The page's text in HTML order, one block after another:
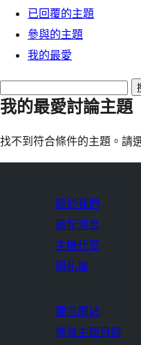
已回覆的主題
參與的主題
我的最愛
topics:
我的最愛討論主題
找不到符合條件的主題。請
關於我們
最新消息
主機代管
隱私權
展示網站
佈景主題目錄